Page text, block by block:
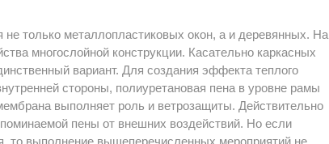
только металлопластиковых окон, а и деревянных. На
многослойной конструкции. Касательно каркасных
вариант. Для создания эффекта теплого
стороны, полиуретановая пена в уровне рамы
выполняет роль и ветрозащиты. Действительно
пены от внешних воздействий. Но если
то выполнение вышеперечисленных мероприятий не